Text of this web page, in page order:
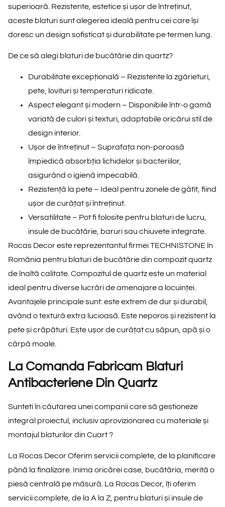
superioară. Rezistente, estetice și ușor de întreținut,
aceste blaturi sunt alegerea ideală pentru cei care își
doresc un design sofisticat și durabilitate pe termen lung.
De ce să alegi blaturi de bucătărie din quartz?
Durabilitate excepțională – Rezistente la zgârieturi,
pete, lovituri și temperaturi ridicate.
Aspect elegant și modern – Disponibile într-o gamă
variată de culori și texturi, adaptabile oricărui stil de
design interior.
Ușor de întreținut– Suprafața non-poroasă
împiedică absorbția lichidelor și bacteriilor,
asigurând o igienă impecabilă.
Rezistență la pete– Ideal pentru zonele de gătit, fiind
ușor de curățat și întreținut.
Versatilitate– Pot fi folosite pentru blaturi de lucru,
insule de bucătărie, baruri sau chiuvete integrate.
Rocas Decor este reprezentantul firmei TECHNISTONE în
România pentru blaturi de bucătărie din compozit quartz
de înaltă calitate. Compozitul de quartz este un material
ideal pentru diverse lucrări de amenajare a locuinței.
Avantajele principale sunt: este extrem de dur și durabil,
având o textură extra lucioasă. Este neporos și rezistent la
pete și crăpături. Este ușor de curățat cu săpun, apă și o
cârpă moale.
La Comanda Fabricam Blaturi
Antibacteriene Din Quartz
Sunteti în căutarea unei companii care să gestioneze
integral proiectul, inclusiv aprovizionarea cu materiale și
montajul blaturilor din Cuart ?
La Rocas Decor Oferim servicii complete, de la planificare
până la finalizare. Inima oricărei case, bucătăria, merită o
piesă centrală pe măsură. La Rocas Decor, îți oferim
servicii complete, de la A la Z , pentru blaturi și insule de